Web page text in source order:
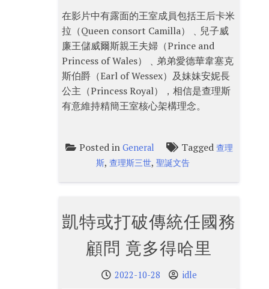
在影片中有露面的王室成員包括王后卡米
拉（Queen consort Camilla）﹑兒子威
廉王儲威爾斯親王夫婦（Prince and
Princess of Wales）﹑弟弟愛德華韋塞克
斯伯爵（Earl of Wessex）及妹妹安妮長
公主（Princess Royal），相信是查理斯
有意維持精簡王室核心架構理念。
Posted in General Tagged 查理
斯,查理斯三世,聖誕文告
凱特或打破傳統任國務
顧問 竟多得哈里
2022-10-28 idle